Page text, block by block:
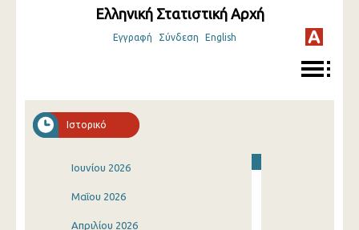
Ελληνική Στατιστική Αρχή
Εγγραφή Σύνδεση English
Ιστορικό
Ιουνίου 2026
Μαΐου 2026
Απριλίου 2026